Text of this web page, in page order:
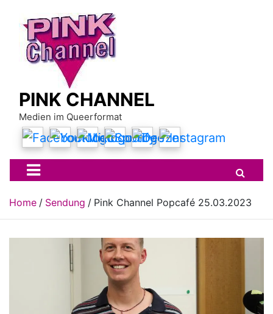
content
PINK CHANNEL
Medien im Queerformat
Home Sendung Pink Channel Popcafé 25.03.2023